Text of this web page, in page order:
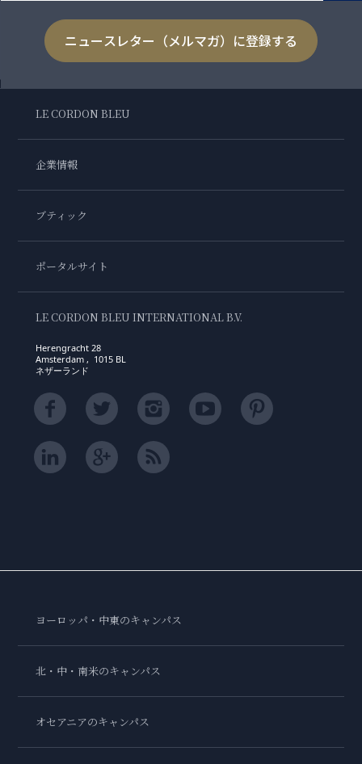
ニュースレター（メルマガ）に登録する
LE CORDON BLEU
企業情報
ブティック
ポータルサイト
LE CORDON BLEU INTERNATIONAL B.V.
Herengracht 28
Amsterdam , 1015 BL
ネザーランド
ヨーロッパ・中東のキャンパス
北・中・南米のキャンパス
オセアニアのキャンパス